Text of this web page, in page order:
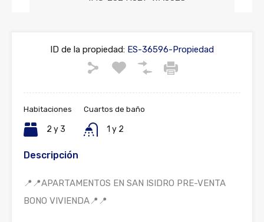
ID de la propiedad: ES-36596-Propiedad
Habitaciones
2 y 3
Cuartos de baño
1 y 2
Descripción
📍📍APARTAMENTOS EN SAN ISIDRO PRE-VENTA
BONO VIVIENDA📍📍